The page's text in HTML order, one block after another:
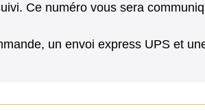
Ce numéro vous sera
un envoi express UPS et